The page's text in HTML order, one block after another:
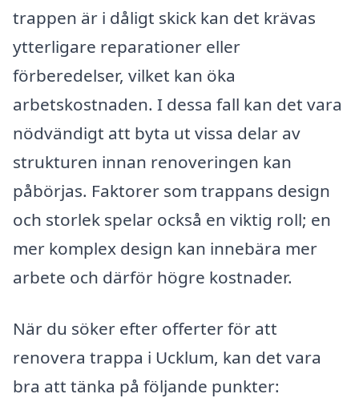
trappen är i dåligt skick kan det krävas
ytterligare reparationer eller
förberedelser, vilket kan öka
arbetskostnaden. I dessa fall kan det vara
nödvändigt att byta ut vissa delar av
strukturen innan renoveringen kan
påbörjas. Faktorer som trappans design
och storlek spelar också en viktig roll; en
mer komplex design kan innebära mer
arbete och därför högre kostnader.
När du söker efter offerter för att
renovera trappa i Ucklum, kan det vara
bra att tänka på följande punkter: